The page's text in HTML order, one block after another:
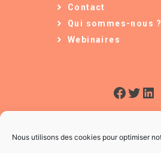
Nous utilisons des cookies pour optimiser
Contact
Qui sommes-nous ?
Webinaires